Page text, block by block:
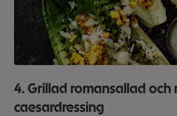
4. Grillad romansallad och
caesardressing